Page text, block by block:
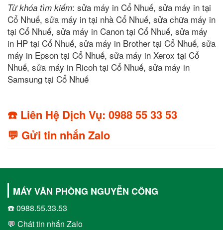
Từ khóa tìm kiếm: sửa máy in Cổ Nhuế, sửa máy in tại
Cổ Nhuế, sửa máy in tại nhà Cổ Nhuế, sửa chữa máy in
tại Cổ Nhuế, sửa máy in Canon tại Cổ Nhuế, sửa máy
in HP tại Cổ Nhuế, sửa máy in Brother tại Cổ Nhuế, sửa
máy in Epson tại Cổ Nhuế, sửa máy in Xerox tại Cổ
Nhuế, sửa máy in Ricoh tại Cổ Nhuế, sửa máy in
Samsung tại Cổ Nhuế
☎️ Liên Hệ Dịch Vụ: 0988 55 33 53
💬 Gửi tin nhắn Zalo
MÁY VĂN PHÒNG NGUYỄN CÔNG
☎️ 0988.55.33.53
💬 Chát tin nhắn Zalo